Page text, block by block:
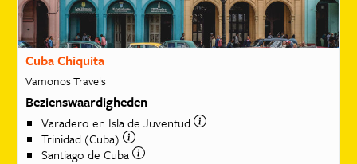
Cuba Chiquita
Vamonos Travels
Bezienswaardigheden
Varadero en Isla de Juventud
Trinidad (Cuba)
Santiago de Cuba